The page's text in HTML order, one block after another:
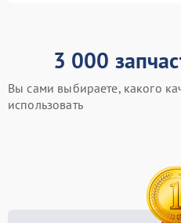
3 000
Вы сами выбираете, какого
использовать